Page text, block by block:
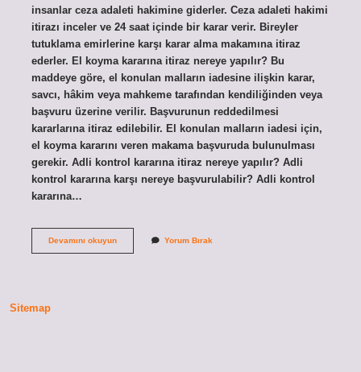
insanlar ceza adaleti hakimine giderler. Ceza adaleti hakimi
itirazı inceler ve 24 saat içinde bir karar verir. Bireyler
tutuklama emirlerine karşı karar alma makamına itiraz
ederler. El koyma kararına itiraz nereye yapılır? Bu
maddeye göre, el konulan malların iadesine ilişkin karar,
savcı, hâkim veya mahkeme tarafından kendiliğinden veya
başvuru üzerine verilir. Başvurunun reddedilmesi
kararlarına itiraz edilebilir. El konulan malların iadesi için,
el koyma kararını veren makama başvuruda bulunulması
gerekir. Adli kontrol kararına itiraz nereye yapılır? Adli
kontrol kararına karşı nereye başvurulabilir? Adli kontrol
kararına…
Devamını okuyunArama
Yorum Bırak
Sitemap